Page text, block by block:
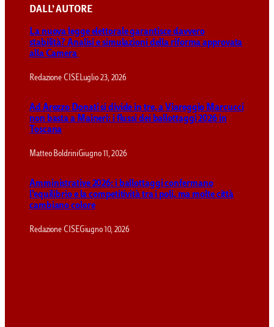
DALL’ AUTORE
La nuova legge elettorale garantisce davvero
stabilità? Analisi e simulazioni della riforma approvata
alla Camera
Redazione CISELuglio 23, 2026
Ad Arezzo Donati si divide in tre, a Viareggio Marcucci
non basta a Maineri: i flussi dei ballottaggi 2026 in
Toscana
Matteo BoldriniGiugno 11, 2026
Amministrative 2026: i ballottaggi confermano
l’equilibrio e la competitività tra i poli, ma molte città
cambiano colore
Redazione CISEGiugno 10, 2026